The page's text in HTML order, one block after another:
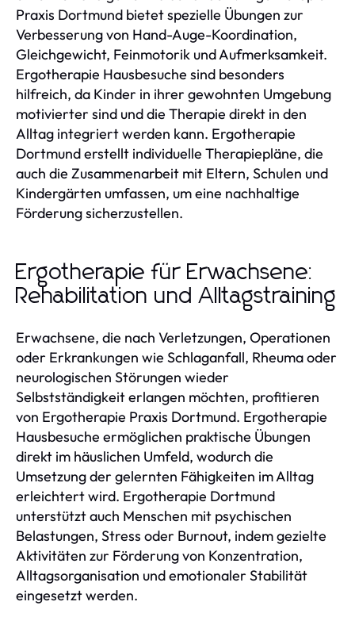
Praxis Dortmund bietet spezielle Übungen zur
Verbesserung von Hand-Auge-Koordination,
Gleichgewicht, Feinmotorik und Aufmerksamkeit.
Ergotherapie Hausbesuche sind besonders
hilfreich, da Kinder in ihrer gewohnten Umgebung
motivierter sind und die Therapie direkt in den
Alltag integriert werden kann. Ergotherapie
Dortmund erstellt individuelle Therapiepläne, die
auch die Zusammenarbeit mit Eltern, Schulen und
Kindergärten umfassen, um eine nachhaltige
Förderung sicherzustellen.
Ergotherapie für Erwachsene:
Rehabilitation und Alltagstraining
Erwachsene, die nach Verletzungen, Operationen
oder Erkrankungen wie Schlaganfall, Rheuma oder
neurologischen Störungen wieder
Selbstständigkeit erlangen möchten, profitieren
von Ergotherapie Praxis Dortmund. Ergotherapie
Hausbesuche ermöglichen praktische Übungen
direkt im häuslichen Umfeld, wodurch die
Umsetzung der gelernten Fähigkeiten im Alltag
erleichtert wird. Ergotherapie Dortmund
unterstützt auch Menschen mit psychischen
Belastungen, Stress oder Burnout, indem gezielte
Aktivitäten zur Förderung von Konzentration,
Alltagsorganisation und emotionaler Stabilität
eingesetzt werden.